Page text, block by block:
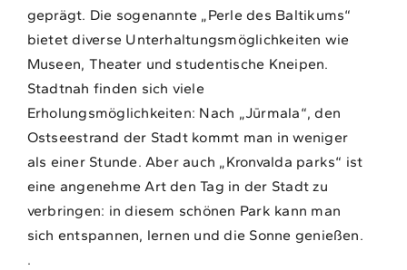
geprägt. Die sogenannte „Perle des Baltikums“
bietet diverse Unterhaltungsmöglichkeiten wie
Museen, Theater und studentische Kneipen.
Stadtnah finden sich viele
Erholungsmöglichkeiten: Nach „Jūrmala“, den
Ostseestrand der Stadt kommt man in weniger
als einer Stunde. Aber auch „Kronvalda parks“ ist
eine angenehme Art den Tag in der Stadt zu
verbringen: in diesem schönen Park kann man
sich entspannen, lernen und die Sonne genießen.
.